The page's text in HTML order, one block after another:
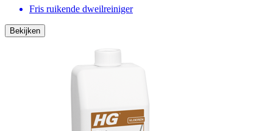
Fris ruikende dweilreiniger
Bekijken